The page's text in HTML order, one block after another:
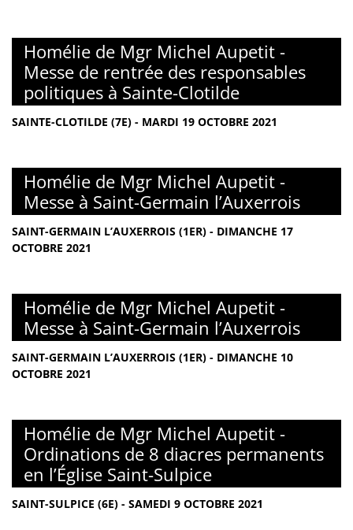
Homélie de Mgr Michel Aupetit -
Messe de rentrée des responsables
politiques à Sainte-Clotilde
SAINTE-CLOTILDE (7E) - MARDI 19 OCTOBRE 2021
Homélie de Mgr Michel Aupetit -
Messe à Saint-Germain l’Auxerrois
SAINT-GERMAIN L’AUXERROIS (1ER) - DIMANCHE 17
OCTOBRE 2021
Homélie de Mgr Michel Aupetit -
Messe à Saint-Germain l’Auxerrois
SAINT-GERMAIN L’AUXERROIS (1ER) - DIMANCHE 10
OCTOBRE 2021
Homélie de Mgr Michel Aupetit -
Ordinations de 8 diacres permanents
en l’Église Saint-Sulpice
SAINT-SULPICE (6E) - SAMEDI 9 OCTOBRE 2021